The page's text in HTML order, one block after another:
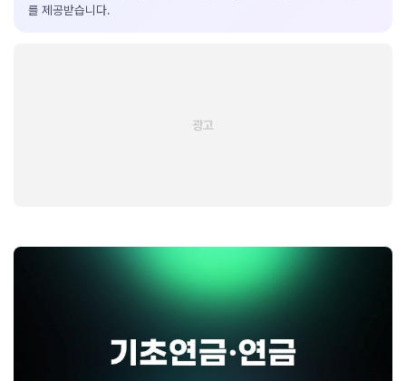
를 제공받습니다.